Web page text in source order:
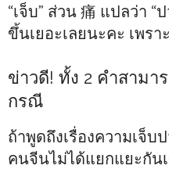
“เจ็บ” ส่วน 痛 แปลว่า
ขึ้นเยอะเลยนะคะ เพรา
ข่าวดี! ทั้ง 2 คำสามา
กรณี
ถ้าพูดถึงเรื่องความเจ็บ
คนจีนไม่ได้แยกแยะกัน